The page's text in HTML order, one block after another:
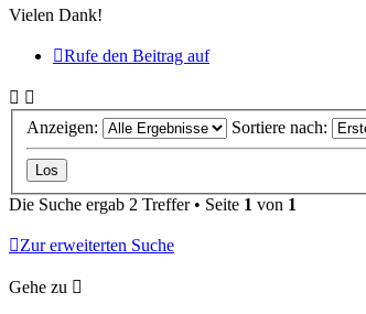
Vielen Dank!
Rufe den Beitrag auf
Anzeigen: Sortiere nach:
Die Suche ergab 2 Treffer • Seite 1 von 1
Zur erweiterten Suche
Gehe zu